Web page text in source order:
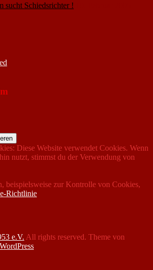
sucht Schiedsrichter !
Diese Website verwendet Cookies. Wenn
nutzt, stimmst du der Verwendung von
beispielsweise zur Kontrolle von Cookies,
Richtlinie
e.V. All rights reserved. Theme von
WordPress